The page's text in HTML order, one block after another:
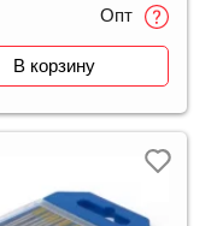
Опт
В корзину